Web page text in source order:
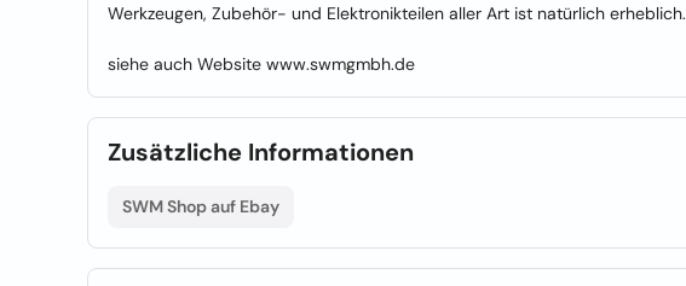
Werkzeugen, Zubehör- und Elektronikteilen aller Art ist natürlich erheblich.
siehe auch Website www.swmgmbh.de
Zusätzliche Informationen
SWM Shop auf Ebay